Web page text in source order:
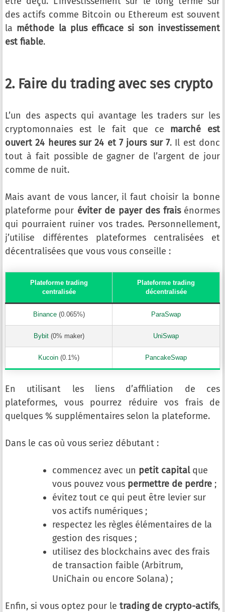
des actifs comme Bitcoin ou Ethereum est souvent
la méthode la plus efficace si son investissement
est fiable.
2. Faire du trading avec ses crypto
L’un des aspects qui avantage les traders sur les
cryptomonnaies est le fait que ce marché est
ouvert 24 heures sur 24 et 7 jours sur 7. Il est donc
tout à fait possible de gagner de l’argent de jour
comme de nuit.
Mais avant de vous lancer, il faut choisir la bonne
plateforme pour éviter de payer des fraisénormes
qui pourraient ruiner vos trades. Personnellement,
j’utilise différentes plateformes centralisées et
décentralisées que vous vous conseille :
Plateforme trading
centralisée
Plateforme trading
décentralisée
Binance(0.065%) ParaSwap
Bybit(0% maker) UniSwap
Kucoin (0.1%) PancakeSwap
En utilisant les liens d’affiliation de ces
plateformes, vous pourrez réduire vos frais de
quelques % supplémentaires selon la plateforme.
Dans le cas où vous seriez débutant :
commencez avec un petit capitalque
vous pouvez vous permettre de perdre ;
évitez tout ce qui peut être levier sur
vos actifs numériques ;
respectez les règles élémentaires de la
gestion des risques ;
utilisez des blockchains avec des frais
de transaction faible (Arbitrum,
UniChain ou encore Solana) ;
Enfin, si vous optez pour le trading de crypto-actifs,